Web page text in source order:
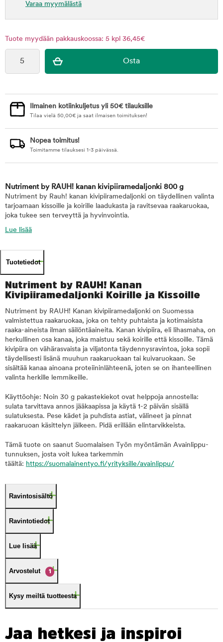
Varaa myymälästä
Tuote myydään pakkauskoossa: 5 kpl 36,45€
Ilmainen kotiinkuljetus yli 50€ tilauksille
Tilaa vielä 50,00€ ja saat ilmaisen toimituksen!
Nopea toimitus!
Toimitamme tilauksesi 1-3 päivässä.
Nutriment by RAUH! kanan kivipiiramedaljonki 800 g
Nutriment by Rauh! kanan kivipiiramedaljonki on täydellinen valinta
tarjoamaan kissoille ja koirille laadukasta ja ravitsevaa raakaruokaa,
joka tukee sen terveyttä ja hyvinvointia.
Lue lisää
Tuotetiedot
Nutriment by RAUH! Kanan
Kivipiiramedaljonki Koirille ja Kissoille
Nutriment by RAUH! Kanan kivipiiramedaljonki on Suomessa
valmistettua raakaruokaa, joka on tehty puhtaista ja kotimaisista
raaka-aineista ilman säilöntäaineita. Kanan kivipiira, eli lihasmaha, on
herkullinen osa kanaa, joka maistuu sekä koirille että kissoille. Tämä
kivipiira on vähärasvaista ja viljatonta täydennysravintoa, joka sopii
täydellisesti lisänä muuhun raakaruokaan tai kuivaruokaan. Se
sisältää kanaa ainoana proteiininlähteenä, joten se on ihanteellinen
valinta herkille lemmikeille.
Käyttöohje: Noin 30 g pakastekiekot ovat helppoja annostella:
sulata tarvittava annos jääkaapissa ja käytä 1-2 päivän sisällä
sulatuksesta. Pese kädet ja puhdista astiat, välineet ja pinnat
raakaruoan käsittelyn jälkeen. Pidä erillään elintarvikkeista.
Tämä tuote on saanut Suomalaisen Työn myöntämän Avainlippu-
tunnuksen, josta voit lukea tarkemmin
täältä: https://suomalainentyo.fi/yrityksille/avainlippu/
Ravintosisältö
Ravintotiedot
Lue lisää
Arvostelut 1
Kysy meiltä tuotteesta
Jaa hetkesi ja inspiroi